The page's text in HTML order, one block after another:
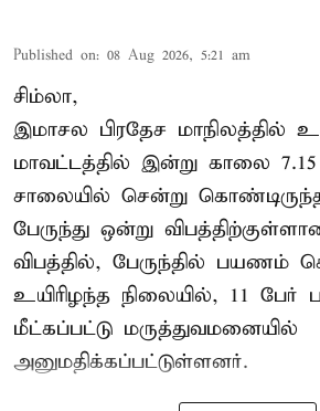
Published on: 08 Aug 2026, 5:21 am
சிம்லா,
இமாசல பிரதேச மாநிலத்தில்
மாவட்டத்தில் இன்று காலை
சாலையில் சென்று
பேருந்து ஒன்று
விபத்தில், பேருந்தில் பயணம்
உயிரிழந்த நிலையில், 11 பேர்
மீட்கப்பட்டு மருத்துவமனையில்
அனுமதிக்கப்பட்டுள்ளனர்.